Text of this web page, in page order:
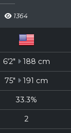
1364
6'2" 188 cm
75" 191 cm
33.3%
2